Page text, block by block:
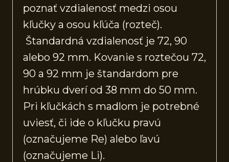
poznať vzdialenosť medzi osou
kľučky a osou kľúča (rozteč).
Štandardná vzdialenosť je 72, 90
alebo 92 mm. Kovanie s roztečou 72,
90 a 92 mm je štandardom pre
hrúbku dverí od 38 mm do 50 mm.
Pri kľučkách s madlom je potrebné
uviesť, či ide o kľučku pravú
(označujeme Re) alebo ľavú
(označujeme Li).